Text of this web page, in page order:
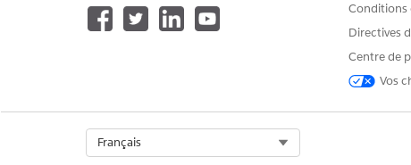
L'authentification protège
connexions directes
avec clés de passe,
compte. Les utilisateurs
un nouvel appareil ou afficher
Conditions
Directives
Centre de
Vos
Français